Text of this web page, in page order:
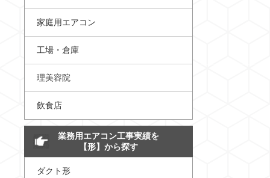
家庭用エアコン
工場・倉庫
理美容院
飲食店
業務用エアコン工事実績を
【形】から探す
ダクト形